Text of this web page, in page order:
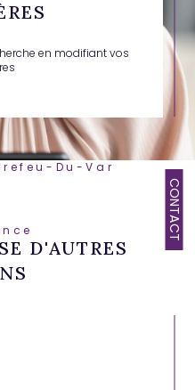
CONTACT
en modifiant vos
Du-Var
D'AUTRES